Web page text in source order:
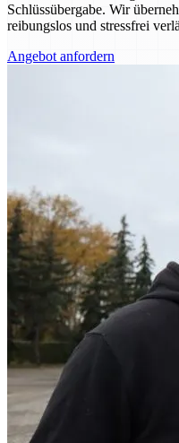
Schlüssübergabe. Wir
reibungslos und stressfrei
Angebot anfordern